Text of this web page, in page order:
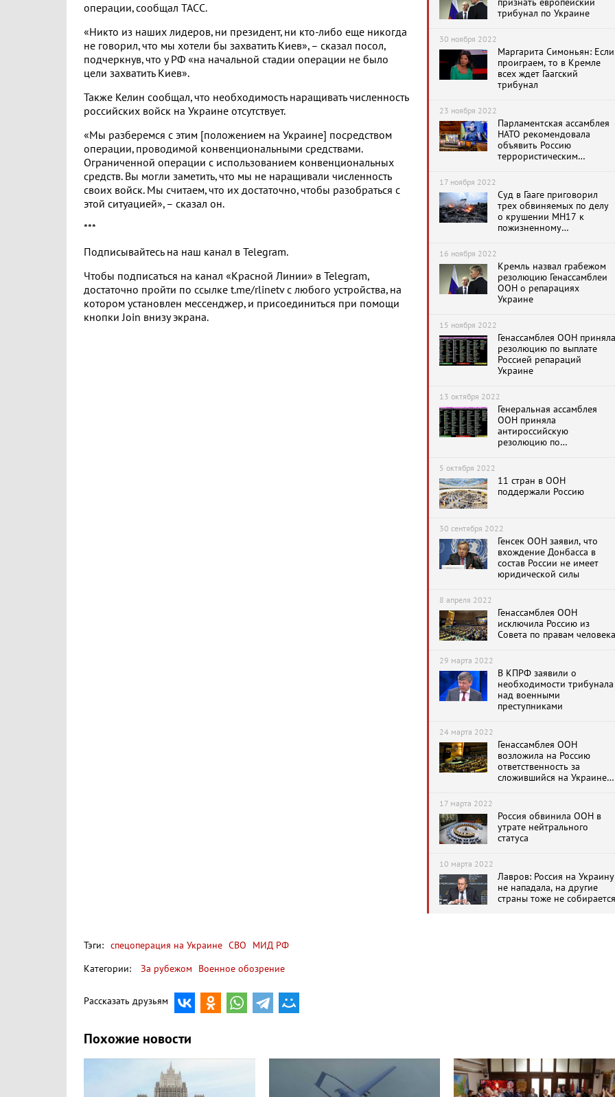
признать европейский
трибунал по Украине
30 ноября 2022
Маргарита Симоньян: Если
проиграем, то в Кремле
всех ждет Гаагский
трибунал
23 ноября 2022
Парламентская ассамблея
НАТО рекомендовала
объявить Россию
террористическим
17 ноября 2022
Суд в Гааге приговорил
трех обвиняемых по делу
о крушении MH17 к
пожизненному
16 ноября 2022
Кремль назвал грабежом
резолюцию Генассамблеи
ООН о репарациях
Украине
15 ноября 2022
Генассамблея ООН приняла
резолюцию по выплате
Россией репараций
Украине
13 октября 2022
Генеральная ассамблея
ООН приняла
антироссийскую
резолюцию по
Только четыре страны
выступили на стороне
России
5 октября 2022
11 стран в ООН
поддержали Россию
30 сентября 2022
Генсек ООН заявил, что
вхождение Донбасса в
состав России не имеет
юридической силы
8 апреля 2022
Генассамблея ООН
исключила Россию из
Совета по правам человека
29 марта 2022
В КПРФ заявили о
необходимости трибунала
над военными
преступниками
24 марта 2022
Генассамблея ООН
возложила на Россию
ответственность за
сложившийся на Украине
17 марта 2022
Россия обвинила ООН в
утрате нейтрального
статуса
10 марта 2022
Лавров: Россия на Украину
не нападала, на другие
страны тоже не собирается
операции, сообщал ТАСС.
«Никто из наших лидеров, ни президент, ни кто-либо еще никогда
не говорил, что мы хотели бы захватить Киев», – сказал посол,
подчеркнув, что у РФ «на начальной стадии операции не было
цели захватить Киев».
Также Келин сообщал, что необходимость наращивать численность
российских войск на Украине отсутствует.
«Мы разберемся с этим [положением на Украине] посредством
операции, проводимой конвенциональными средствами.
Ограниченной операции с использованием конвенциональных
средств. Вы могли заметить, что мы не наращивали численность
своих войск. Мы считаем, что их достаточно, чтобы разобраться с
этой ситуацией», – сказал он.
***
Подписывайтесь на наш канал в Telegram.
Чтобы подписаться на канал «Красной Линии» в Telegram,
достаточно пройти по ссылке t.me/rlinetv с любого устройства, на
котором установлен мессенджер, и присоединиться при помощи
кнопки Join внизу экрана.
Тэги: спецоперация на Украине СВО
МИД РФ
Категории:
За рубежом Военное обозрение
Рассказать друзьям
Похожие новости